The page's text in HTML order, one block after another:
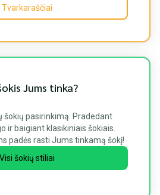
Tvarkaraščiai
Jums tinka?
šokių pasirinkimą. Pradedant
ir baigiant klasikiniais šokiais.
padės rasti Jums tinkamą šokį!
Visi šokių stiliai